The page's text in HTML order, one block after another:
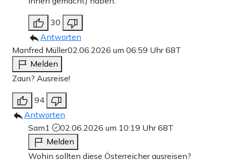
30
Antworten
Manfred Müller02.06.2026 um 06:59 Uhr68T
Melden
Zaun? Ausreise!
94
Antworten
Sam1
02.06.2026 um 10:19 Uhr68T
Melden
Wohin sollten diese Österreicher ausreisen?